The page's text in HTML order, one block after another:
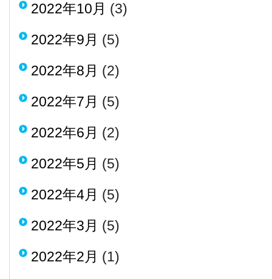
2022年10月 (3)
2022年9月 (5)
2022年8月 (2)
2022年7月 (5)
2022年6月 (2)
2022年5月 (5)
2022年4月 (5)
2022年3月 (5)
2022年2月 (1)